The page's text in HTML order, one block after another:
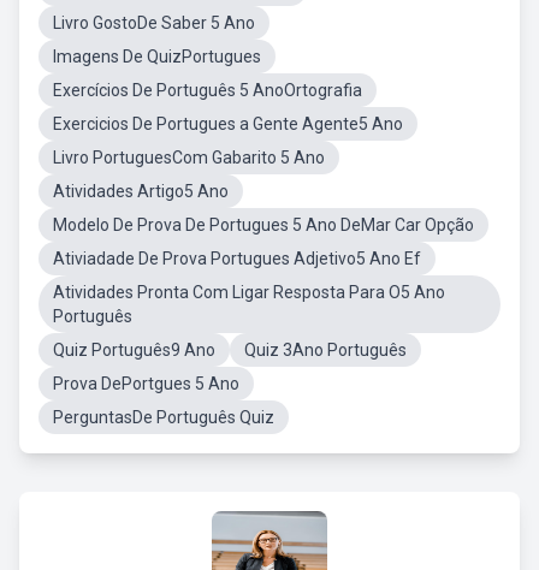
Livro GostoDe Saber 5 Ano
Imagens De QuizPortugues
Exercícios De Português 5 AnoOrtografia
Exercicios De Portugues a Gente Agente5 Ano
Livro PortuguesCom Gabarito 5 Ano
Atividades Artigo5 Ano
Modelo De Prova De Portugues 5 Ano DeMar Car Opção
Ativiadade De Prova Portugues Adjetivo5 Ano Ef
Atividades Pronta Com Ligar Resposta Para O5 Ano
Português
Quiz Português9 Ano
Quiz 3Ano Português
Prova DePortgues 5 Ano
PerguntasDe Português Quiz